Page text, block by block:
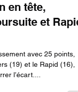
en tête,
et Rapid
l’écart....